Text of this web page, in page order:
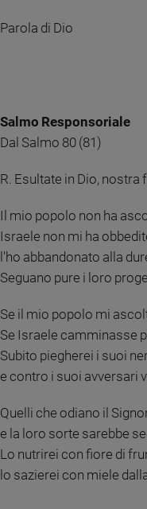
Cultura
e
Tv
e
Libri
Famiglia
ed
educazione
Genitori
e
Scuola
Parola di Dio
Salmo Responsoriale
Dal Salmo 80 (81)
R. Esultate in Dio, nostra
Il mio popolo non ha
Israele non mi ha
l'ho abbandonato alla
Seguano pure i loro
Se il mio popolo mi
Se Israele camminasse
Subito piegherei i suoi
e contro i suoi avversari
Quelli che odiano il
e la loro sorte sarebbe
Lo nutrirei con fiore di
lo sazierei con miele